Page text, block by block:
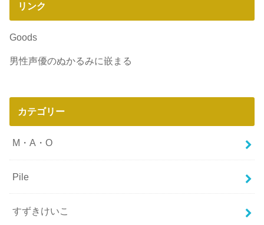
リンク
Goods
男性声優のぬかるみに嵌まる
カテゴリー
M・A・O
Pile
すずきけいこ